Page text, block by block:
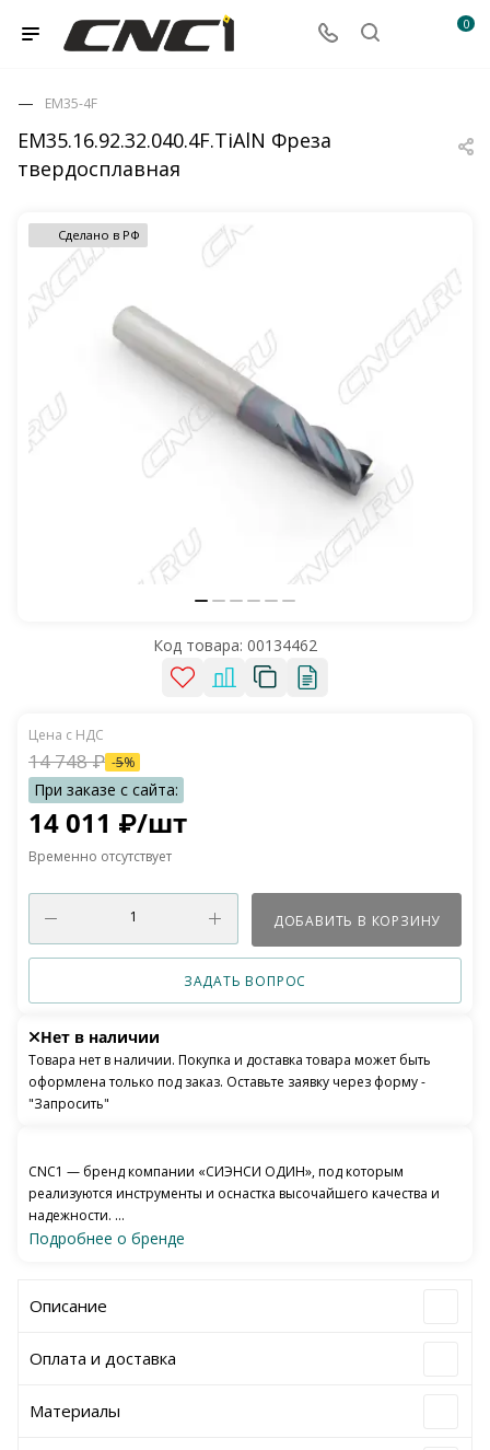
0
EM35.16.92.32.040.4F.TiAlN Фреза
твердосплавная
EM35-4F
Сделано в РФ
Код товара: 00134462
14 011 ₽/шт
14 748₽ -5%
Временно отсутствует
ДОБАВИТЬ В КОРЗИНУ
ЗАДАТЬ ВОПРОС
Нет в наличии
Товара нет в наличии. Покупка и доставка товара может быть
оформлена только под заказ. Оставьте заявку через форму -
"Запросить"
CNC1 — бренд компании «СИЭНСИ ОДИН», под которым
реализуются инструменты и оснастка высочайшего качества и
надежности. ...
Подробнее о бренде
Описание
Оплата и доставка
Материалы